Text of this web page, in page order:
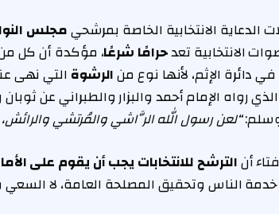
الدعاية الانتخابية الخاصة بمرشحيمجلس
الانتخابية تعدحرامًا شرعًا، مؤكدة أن كل من
دائرة الإثم، لأنها نوع منالرشوة التي نهى
رواه الإمام أحمد والبزار والطبراني عن
وسلم:“لعن رسول الله الرَّاشي والمُرتشي
أنالترشح للانتخابات يجب أن يقوم على
الناس وتحقيق المصلحة العامة، لا